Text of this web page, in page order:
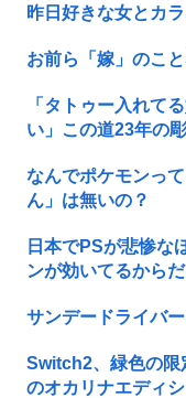
昨日好きな女とカ
お前ら「嫁」のこ
「タトゥー入れて
い」この道23年の
なんでポケモンっ
ん」は無いの？
日本でPSが悲惨な
ンが効いてるから
サンデードライバ
Switch2、緑色の限
のオカリナエディ